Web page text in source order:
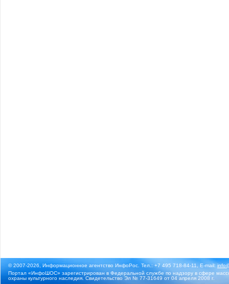
© 2007-2026, Информационное агентство ИнфоРос. Тел.: +7 495 718-84-11, E-mail:
Портал «ИнфоШОС» зарегистрирован в Федеральной службе по надзору в сфере
охраны культурного наследия. Свидетельство Эл № 77-31649 от 04 апреля 2008 г.